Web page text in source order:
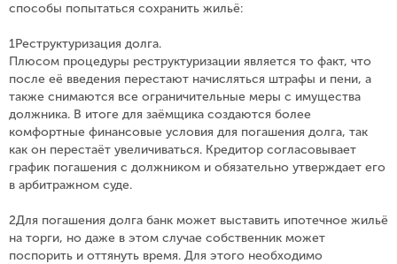
способы попытаться сохранить жильё:
1Реструктуризация долга.
Плюсом процедуры реструктуризации является то факт, что
после её введения перестают начисляться штрафы и пени, а
также снимаются все ограничительные меры с имущества
должника. В итоге для заёмщика создаются более
комфортные финансовые условия для погашения долга, так
как он перестаёт увеличиваться. Кредитор согласовывает
график погашения с должником и обязательно утверждает его
в арбитражном суде.
2Для погашения долга банк может выставить ипотечное жильё
на торги, но даже в этом случае собственник может
поспорить и оттянуть время. Для этого необходимо